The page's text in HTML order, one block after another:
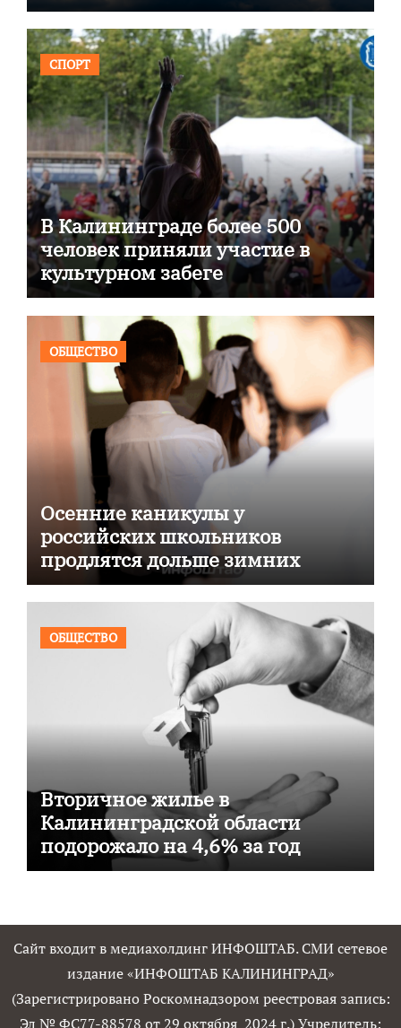
СПОРТ
В Калининграде более 500
человек приняли участие в
культурном забеге
ОБЩЕСТВО
Осенние каникулы у
российских школьников
продлятся дольше зимних
ОБЩЕСТВО
Вторичное жилье в
Калининградской области
подорожало на 4,6% за год
Сайт входит в медиахолдинг ИНФОШТАБ. СМИ сетевое
издание «ИНФОШТАБ КАЛИНИНГРАД»
(Зарегистрировано Роскомнадзором реестровая запись:
Эл № ФС77-88578 от 29 октября 2024 г.) Учредитель: